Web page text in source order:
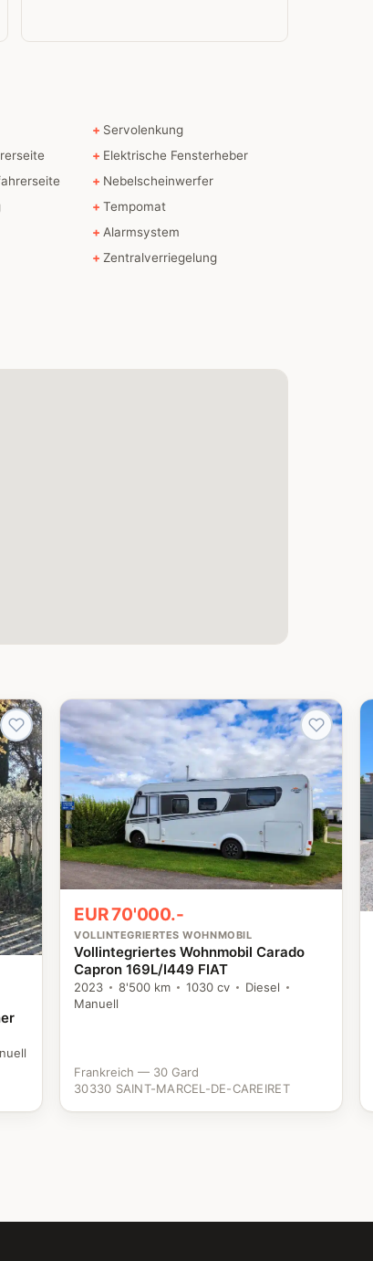
Servolenkung
Elektrische Fensterheber
Nebelscheinwerfer
Tempomat
Alarmsystem
Zentralverriegelung
EUR 70'000.-
VOLLINTEGRIERTES WOHNMOBIL
Vollintegriertes Wohnmobil Carado
Capron 169L/I449 FIAT
2023 8'500 km 1030 cv
Diesel
Manuell
Frankreich — 30 Gard
30330 SAINT-MARCEL-DE-CAREIRET